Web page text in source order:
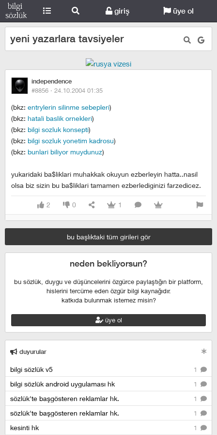
giriş üye ol
yeni yazarlara tavsiyeler
independence
#8856 · 24.10.2004 01:35
(bkz: entrylerin silinme sebepleri)
(bkz: hatali baslik ornekleri)
(bkz: bilgi sozluk konsepti)
(bkz: bilgi sozluk yonetim kadrosu)
(bkz: bunlari biliyor muydunuz)
yukaridaki ba$liklari muhakkak okuyun ezberleyin hatta..nasil
olsa biz sizin bu ba$liklari tamamen ezberlediginizi farzedicez.
2 0 1
bu başlıktaki tüm girileri gör
neden bekliyorsun?
bu sözlük, duygu ve düşüncelerini özgürce paylaştığın bir platform,
hislerini tercüme eden özgür bilgi kaynağıdır.
katkıda bulunmak istemez misin?
üye ol
duyurular
1
bilgi sözlük v5
1
bilgi sözlük android uygulaması hk
1
sözlük'te başgösteren reklamlar hk.
1
sözlük'te başgösteren reklamlar hk.
1
kesinti hk